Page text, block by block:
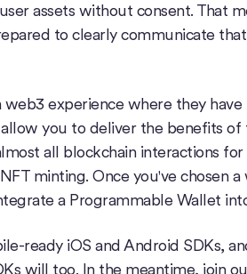
assets without consent. That
to clearly communicate
experience where they
you to deliver the benefits
all blockchain interactions
minting. Once you've chosen
a Programmable Wallet
ready iOS and Android SDKs,
will too. In the meantime, join